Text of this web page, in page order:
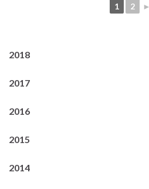
1 2 ►
2018
2017
2016
2015
2014